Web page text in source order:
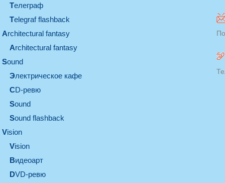
телеграф
Telegraf flashback
architectural fantasy
architectural fantasy
sound
электрическое кафе
CD-ревю
sound
Sound flashback
vision
vision
видеоарт
DVD-ревю